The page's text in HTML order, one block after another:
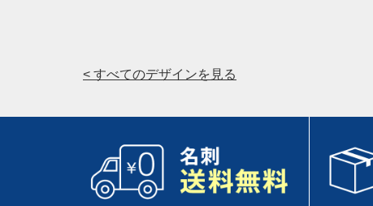
< すべてのデザインを見る